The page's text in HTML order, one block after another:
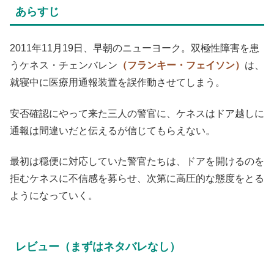
あらすじ
2011年11月19日、早朝のニューヨーク。双極性障害を患
うケネス・チェンバレン （フランキー・フェイソン） は、
就寝中に医療用通報装置を誤作動させてしまう。
安否確認にやって来た三人の警官に、ケネスはドア越しに
通報は間違いだと伝えるが信じてもらえない。
最初は穏便に対応していた警官たちは、ドアを開けるのを
拒むケネスに不信感を募らせ、次第に高圧的な態度をとる
ようになっていく。
レビュー（まずはネタバレなし）